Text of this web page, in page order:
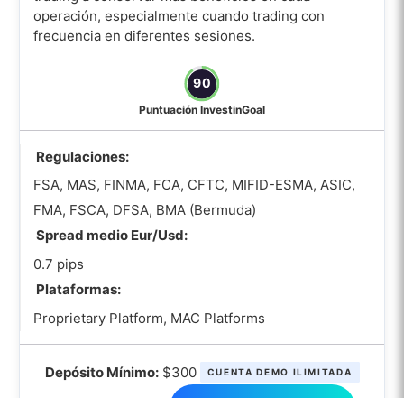
operación, especialmente cuando trading con
frecuencia en diferentes sesiones.
90
Puntuación InvestinGoal
Regulaciones:
FSA, MAS, FINMA, FCA, CFTC, MIFID-ESMA, ASIC,
FMA, FSCA, DFSA, BMA (Bermuda)
Spread medio Eur/Usd:
0.7 pips
Plataformas:
Proprietary Platform, MAC Platforms
Depósito Mínimo:$300 CUENTA DEMO ILIMITADA